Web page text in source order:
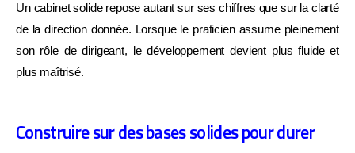
Un cabinet solide repose autant sur ses chiffres que sur la clarté
de la direction donnée. Lorsque le praticien assume pleinement
son rôle de dirigeant, le développement devient plus fluide et
plus maîtrisé.
Construire sur des bases solides pour durer